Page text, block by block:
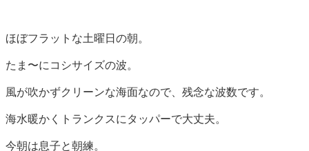
ほぼフラットな土曜日の朝。
たま〜にコシサイズの波。
風が吹かずクリーンな海面なので、残念な波数です。
海水暖かくトランクスにタッパーで大丈夫。
今朝は息子と朝練。